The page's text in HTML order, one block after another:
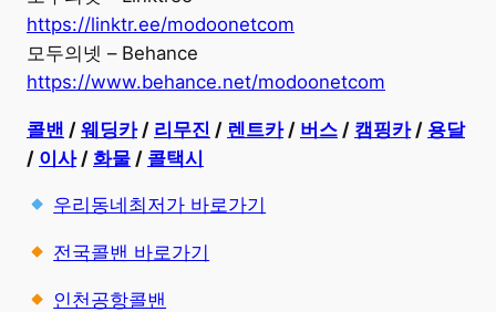
https://linktr.ee/modoonetcom
모두의넷 – Behance
https://www.behance.net/modoonetcom
콜밴 / 웨딩카/ 리무진 / 렌트카/ 버스 / 캠핑카/ 용달
/ 이사/ 화물 / 콜택시
우리동네최저가 바로가기
전국콜밴 바로가기
인천공항콜밴